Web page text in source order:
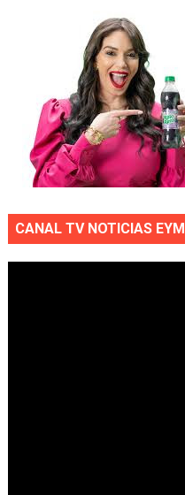
CANAL TV NOTICIAS EYM